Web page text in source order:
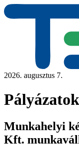
2026. augusztus 7.
Pályázatok
Munkahelyi
Kft.